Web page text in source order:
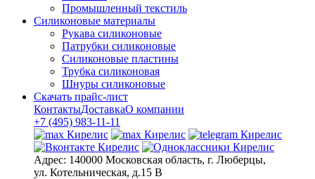
Промышленный текстиль
Силиконовые материалы
Рукава силиконовые
Патрубки силиконовые
Силиконовые пластины
Трубка силиконовая
Шнуры силиконовые
Скачать прайс-лист
КонтактыДоставкаО компании
+7 (495) 983-11-11
Адрес: 140000 Московская область, г. Люберцы,
ул. Котельническая, д.15 В